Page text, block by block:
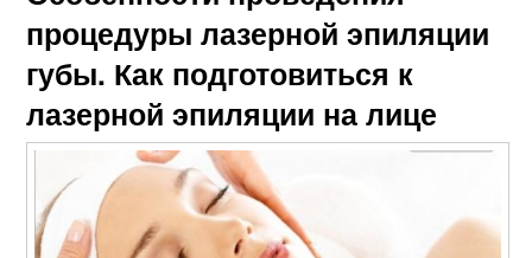
процедуры лазерной эпиляции
губы. Как подготовиться к
лазерной эпиляции на лице